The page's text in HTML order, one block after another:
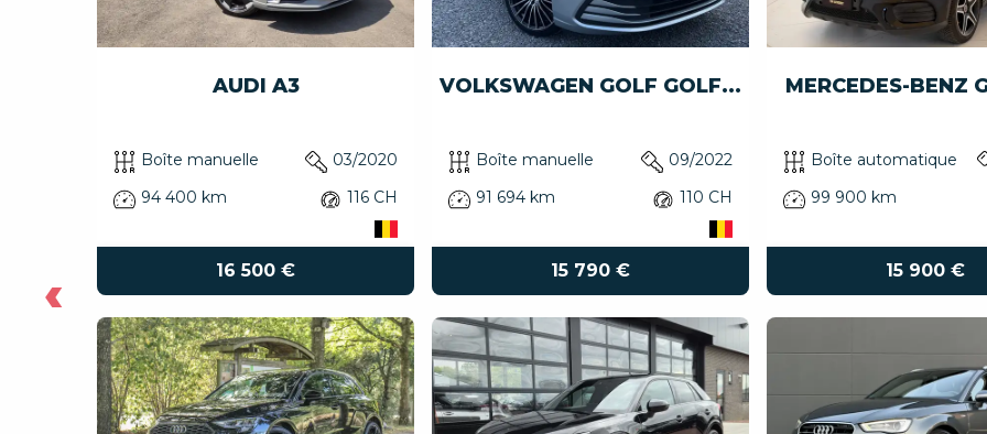
AUDI A3
Boîte manuelle
03/2020
94 400 km
116 CH
16 500 €
VOLKSWAGEN GOLF GOLF...
Boîte manuelle
09/2022
91 694 km
110 CH
15 790 €
MERCEDES-BENZ
Boîte automatique
99 900 km
15 900 €
‹